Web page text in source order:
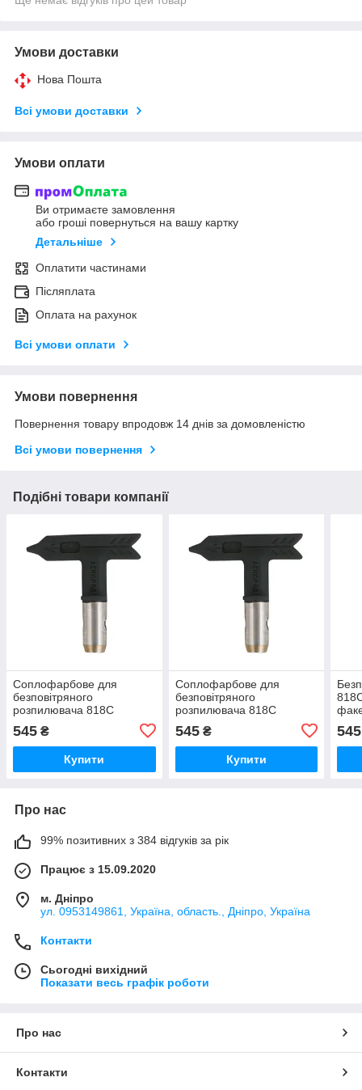
Умови доставки
Нова Пошта
Всі умови доставки
Умови оплати
Ви отримаєте замовлення
або гроші повернуться на вашу картку
Детальніше
Оплатити частинами
Післяплата
Оплата на рахунок
Всі умови оплати
Умови повернення
Повернення товару впродовж 14 днів за домовленістю
Всі умови повернення
Подібні товари компанії
Соплофарбове для
безповітряного
розпилювача 818C
(0,017"/0,43 мм, факел 28
см) AEROPRO AP8605-517
545 ₴
Купити
Соплофарбове для
безповітряного
розпилювача 818C
(0,019")/0,48 мм, факел
28 см) AEROPRO AP8605-
519
545₴
Купити
545
Про нас
99% позитивних з 384 відгуків за рік
Працює з 15.09.2020
м. Дніпро
ул. 0953149861, Україна, область., Дніпро, Україна
Контакти
Сьогодні вихідний
Показати весь графік роботи
Про нас
Контакти